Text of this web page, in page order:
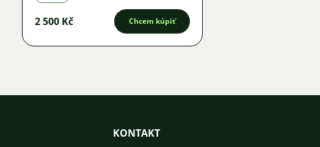
2 500 Kč Chcem kúpiť
KONTAKT